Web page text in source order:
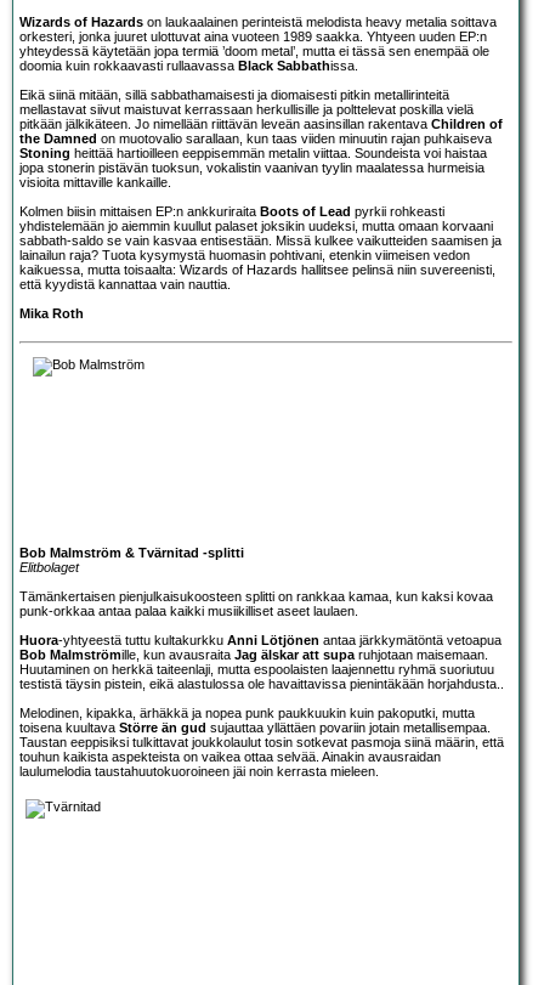
Wizards of Hazards on laukaalainen perinteistä melodista heavy metalia soittava
orkesteri, jonka juuret ulottuvat aina vuoteen 1989 saakka. Yhtyeen uuden EP:n
yhteydessä käytetään jopa termiä ’doom metal’, mutta ei tässä sen enempää ole
doomia kuin rokkaavasti rullaavassa Black Sabbathissa.
Eikä siinä mitään, sillä sabbathamaisesti ja diomaisesti pitkin metallirinteitä
mellastavat siivut maistuvat kerrassaan herkullisille ja polttelevat poskilla vielä
pitkään jälkikäteen. Jo nimellään riittävän leveän aasinsillan rakentava Children of
the Damned on muotovalio sarallaan, kun taas viiden minuutin rajan puhkaiseva
Stoning heittää hartioilleen eeppisemmän metalin viittaa. Soundeista voi haistaa
jopa stonerin pistävän tuoksun, vokalistin vaanivan tyylin maalatessa hurmeisia
visioita mittaville kankaille.
Kolmen biisin mittaisen EP:n ankkuriraita Boots of Lead pyrkii rohkeasti
yhdistelemään jo aiemmin kuullut palaset joksikin uudeksi, mutta omaan korvaani
sabbath-saldo se vain kasvaa entisestään. Missä kulkee vaikutteiden saamisen ja
lainailun raja? Tuota kysymystä huomasin pohtivani, etenkin viimeisen vedon
kaikuessa, mutta toisaalta: Wizards of Hazards hallitsee pelinsä niin suvereenisti,
että kyydistä kannattaa vain nauttia.
Mika Roth
Bob Malmström & Tvärnitad -splitti
Elitbolaget
Tämänkertaisen pienjulkaisukoosteen splitti on rankkaa kamaa, kun kaksi kovaa
punk-orkkaa antaa palaa kaikki musiikilliset aseet laulaen.
Huora-yhtyeestä tuttu kultakurkku Anni Lötjönen antaa järkkymätöntä vetoapua
Bob Malmströmille, kun avausraita Jag älskar att supa ruhjotaan maisemaan.
Huutaminen on herkkä taiteenlaji, mutta espoolaisten laajennettu ryhmä suoriutuu
testistä täysin pistein, eikä alastulossa ole havaittavissa pienintäkään horjahdusta..
Melodinen, kipakka, ärhäkkä ja nopea punk paukkuukin kuin pakoputki, mutta
toisena kuultava Större än gud sujauttaa yllättäen povariin jotain metallisempaa.
Taustan eeppisiksi tulkittavat joukkolaulut tosin sotkevat pasmoja siinä määrin, että
touhun kaikista aspekteista on vaikea ottaa selvää. Ainakin avausraidan
laulumelodia taustahuutokuoroineen jäi noin kerrasta mieleen.